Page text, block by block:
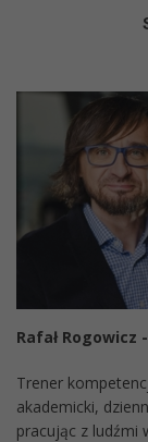
Rafał
Trener
akademicki,
pracując z ludźmi